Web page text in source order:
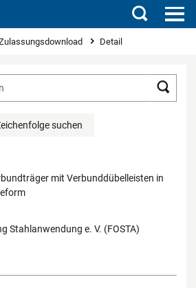
Suchen
Detail
suchen
mit Verbunddübelleisten in
Stahlanwendung e. V. (FOSTA)